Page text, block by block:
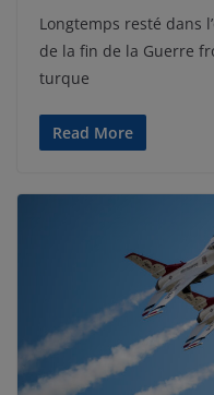
Longtemps resté dans
de la fin de la Guerre
turque
Read More